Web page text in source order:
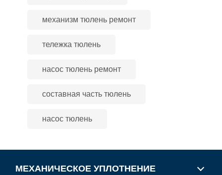
механизм тюлень ремонт
тележка тюлень
насос тюлень ремонт
составная часть тюлень
насос тюлень
МЕХАНИЧЕСКОЕ УПЛОТНЕНИЕ